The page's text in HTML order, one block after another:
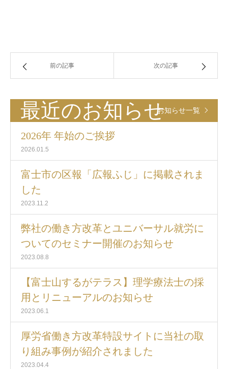
前の記事 次の記事
最近のお知らせお知らせ一覧
2026年 年始のご挨拶
2026.01.5
富士市の区報「広報ふじ」に掲載されま
した
2023.11.2
弊社の働き方改革とユニバーサル就労に
ついてのセミナー開催のお知らせ
2023.08.8
【富士山するがテラス】理学療法士の採
用とリニューアルのお知らせ
2023.06.1
厚労省働き方改革特設サイトに当社の取
り組み事例が紹介されました
2023.04.4